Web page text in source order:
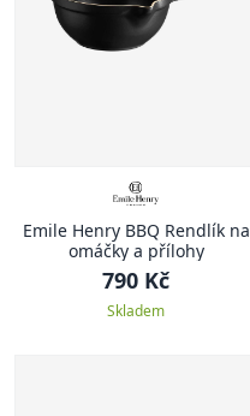
Emile Henry BBQ Rendlík na
omáčky a přílohy
790 Kč
Skladem